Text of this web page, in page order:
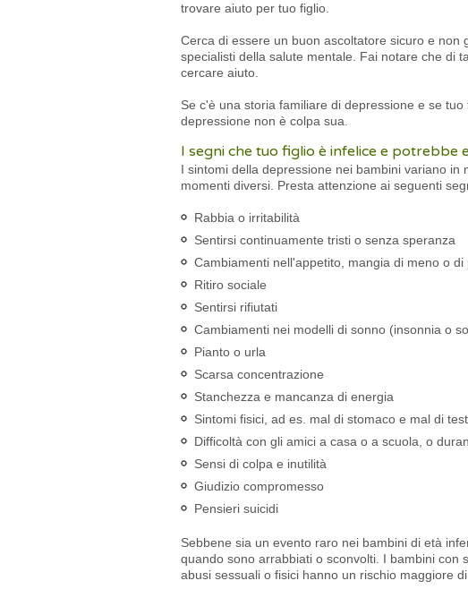
trovare aiuto per tuo figlio.
Cerca di essere un buon ascoltatore sicuro e
specialisti della salute mentale. Fai notare che di
cercare aiuto.
Se c'è una storia familiare di depressione e se
depressione non è colpa sua.
I segni che tuo figlio è infelice e potrebbe
I sintomi della depressione nei bambini variano
momenti diversi. Presta attenzione ai seguenti
Rabbia o irritabilità
Sentirsi continuamente tristi o senza speranza
Cambiamenti nell'appetito, mangia di meno o di
Ritiro sociale
Sentirsi rifiutati
Cambiamenti nei modelli di sonno (insonnia o
Pianto o urla
Scarsa concentrazione
Stanchezza e mancanza di energia
Sintomi fisici, ad es. mal di stomaco e mal di
Difficoltà con gli amici a casa o a scuola, o
Sensi di colpa e inutilità
Giudizio compromesso
Pensieri suicidi
Sebbene sia un evento raro nei bambini di età
quando sono arrabbiati o sconvolti. I bambini con
abusi sessuali o fisici hanno un rischio maggiore di